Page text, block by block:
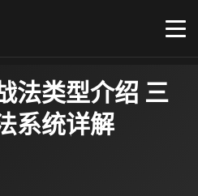
法类型介绍 三
系统详解